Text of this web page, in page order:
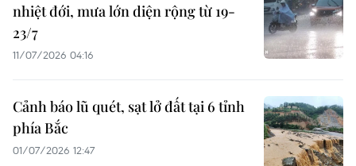
nhiệt đới, mưa lớn diện rộng từ 19-
23/7
11/07/2026 04:16
Cảnh báo lũ quét, sạt lở đất tại 6 tỉnh
phía Bắc
01/07/2026 12:47